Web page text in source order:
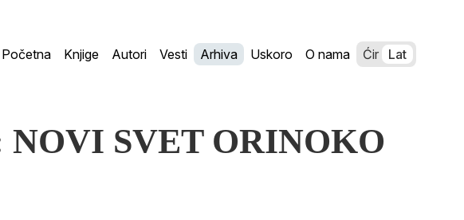
Početna Knjige Autori Vesti Arhiva Uskoro O nama Ćir Lat
NOVI SVET ORINOKO